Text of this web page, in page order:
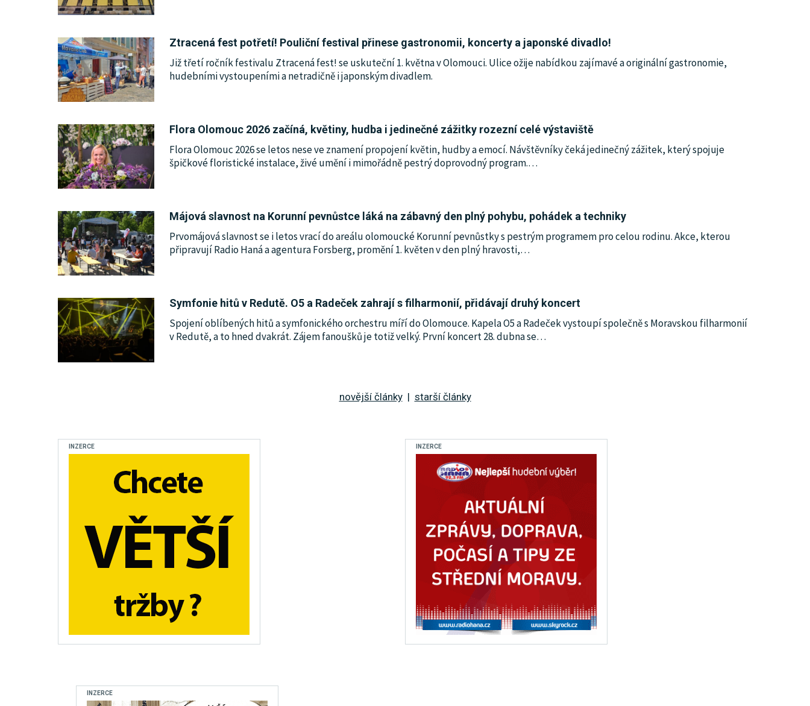
Ztracená fest potřetí! Pouliční festival přinese gastronomii, koncerty a japonské divadlo!
Již třetí ročník festivalu Ztracená fest! se uskuteční 1. května v Olomouci. Ulice ožije nabídkou zajímavé a originální gastronomie,
hudebními vystoupeními a netradičně i japonským divadlem.
Flora Olomouc 2026 začíná, květiny, hudba i jedinečné zážitky rozezní celé výstaviště
Flora Olomouc 2026 se letos nese ve znamení propojení květin, hudby a emocí. Návštěvníky čeká jedinečný zážitek, který spojuje
špičkové floristické instalace, živé umění i mimořádně pestrý doprovodný program.…
Májová slavnost na Korunní pevnůstce láká na zábavný den plný pohybu, pohádek a techniky
Prvomájová slavnost se i letos vrací do areálu olomoucké Korunní pevnůstky s pestrým programem pro celou rodinu. Akce, kterou
připravují Radio Haná a agentura Forsberg, promění 1. květen v den plný hravosti,…
Symfonie hitů v Redutě. O5 a Radeček zahrají s filharmonií, přidávají druhý koncert
Spojení oblíbených hitů a symfonického orchestru míří do Olomouce. Kapela O5 a Radeček vystoupí společně s Moravskou filharmonií
v Redutě, a to hned dvakrát. Zájem fanoušků je totiž velký. První koncert 28. dubna se…
novější články| starší články
INZERCE INZERCE
INZERCE